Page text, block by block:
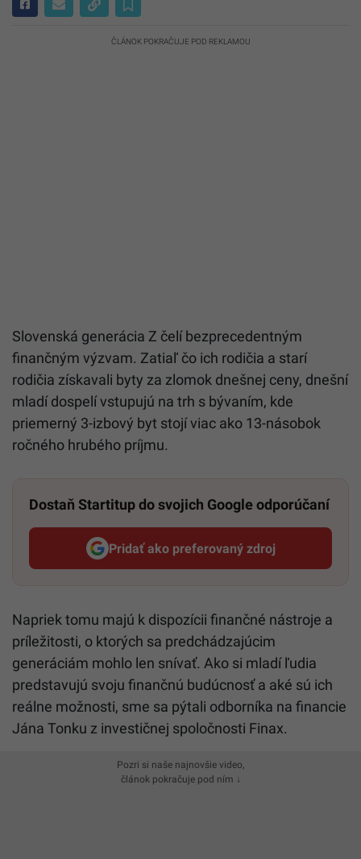
ČLÁNOK POKRAČUJE POD REKLAMOU
Slovenská generácia Z čelí bezprecedentným
finančným výzvam. Zatiaľ čo ich rodičia a starí
rodičia získavali byty za zlomok dnešnej ceny, dnešní
mladí dospelí vstupujú na trh s bývaním, kde
priemerný 3-izbový byt stojí viac ako 13-násobok
ročného hrubého príjmu.
Dostaň Startitup do svojich Google odporúčaní
Pridať ako preferovaný zdroj
Startitup, odkaz sa otvorí v
Napriek tomu majú k dispozícii finančné nástroje a
príležitosti, o ktorých sa predchádzajúcim
generáciám mohlo len snívať. Ako si mladí ľudia
predstavujú svoju finančnú budúcnosť a aké sú ich
reálne možnosti, sme sa pýtali odborníka na financie
Jána Tonku z investičnej spoločnosti Finax.
Pozri si naše najnovšie video,
článok pokračuje pod ním ↓